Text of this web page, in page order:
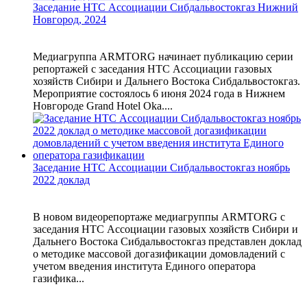
Заседание НТС Ассоциации Сибдальвостокгаз Нижний
Новгород, 2024
Медиагруппа ARMTORG начинает публикацию серии
репортажей с заседания НТС Ассоциации газовых
хозяйств Сибири и Дальнего Востока Сибдальвостокгаз.
Мероприятие состоялось 6 июня 2024 года в Нижнем
Новгороде Grand Hotel Oka....
Заседание НТС Ассоциации Сибдальвостокгаз ноябрь
2022 доклад
В новом видеорепортаже медиагруппы ARMTORG с
заседания НТС Ассоциации газовых хозяйств Сибири и
Дальнего Востока Сибдальвостокгаз представлен доклад
о методике массовой догазификации домовладений с
учетом введения института Единого оператора
газифика...